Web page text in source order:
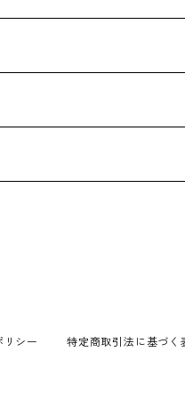
リシー 特定商取引法に基づく